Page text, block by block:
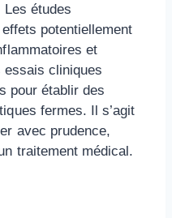
études
potentiellement
et
essais cliniques
pour établir des
fermes. Il s’agit
avec prudence,
traitement médical.